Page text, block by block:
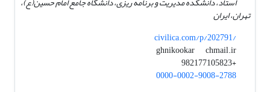
تهران، ایران
civilica.com/p/202791/
ghnikookar
chmail.ir
+982177105823
0000-0002-9008-2788